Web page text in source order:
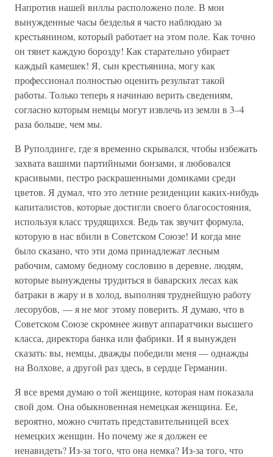
Напротив нашей виллы расположено поле. В мои
вынужденные часы безделья я часто наблюдаю за
крестьянином, который работает на этом поле. Как точно
он тянет каждую борозду! Как старательно убирает
каждый камешек! Я, сын крестьянина, могу как
профессионал полностью оценить результат такой
работы. Только теперь я начинаю верить сведениям,
согласно которым немцы могут извлечь из земли в 3–4
раза больше, чем мы.
В Руполдинге, где я временно скрывался, чтобы избежать
захвата вашими партийными бонзами, я любовался
красивыми, пестро раскрашенными домиками среди
цветов. Я думал, что это летние резиденции каких-нибудь
капиталистов, которые достигли своего благосостояния,
используя класс трудящихся. Ведь так звучит формула,
которую в нас вбили в Советском Союзе! И когда мне
было сказано, что эти дома принадлежат лесным
рабочим, самому бедному сословию в деревне, людям,
которые вынуждены трудиться в баварских лесах как
батраки в жару и в холод, выполняя труднейшую работу
лесорубов, — я не мог этому поверить. Я думаю, что в
Советском Союзе скромнее живут аппаратчики высшего
класса, директора банка или фабрики. И я вынужден
сказать: вы, немцы, дважды победили меня — однажды
на Волхове, а другой раз здесь, в сердце Германии.
Я все время думаю о той женщине, которая нам показала
свой дом. Она обыкновенная немецкая женщина. Ее,
вероятно, можно считать представительницей всех
немецких женщин. Но почему же я должен ее
ненавидеть? Из-за того, что она немка? Из-за того, что